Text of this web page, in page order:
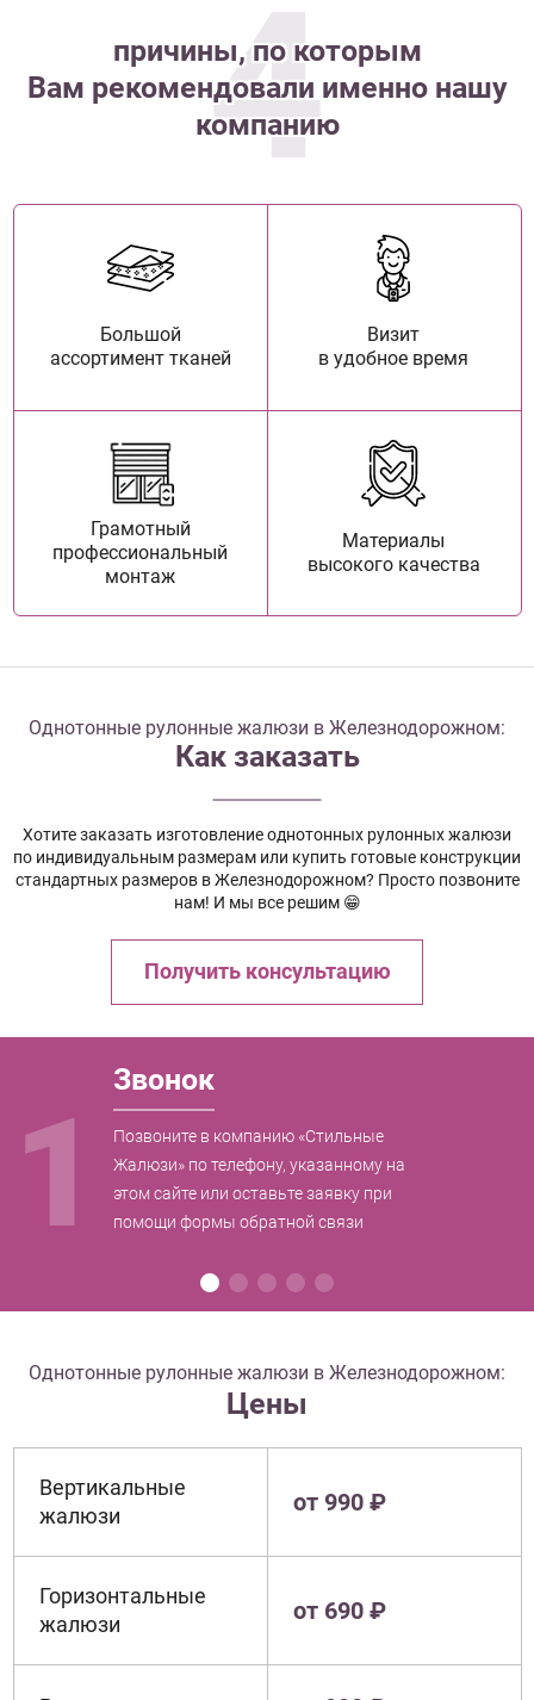
4
причины, по которым
Вам рекомендовали именно нашу
компанию
Большой
ассортимент тканей
Визит
в удобное время
Грамотный
профессиональный
монтаж
Материалы
высокого качества
Однотонные рулонные жалюзи в Железнодорожном:
Как заказать
Хотите заказать изготовление однотонных рулонных жалюзи
по индивидуальным размерам или купить готовые конструкции
стандартных размеров в Железнодорожном? Просто позвоните
нам! И мы все решим 😁
Получить консультацию
1
Звонок
Позвоните в компанию «Стильные
Жалюзи» по телефону, указанному на
этом сайте или оставьте заявку при
помощи формы обратной связи
Однотонные рулонные жалюзи в Железнодорожном:
Цены
Вертикальные
жалюзи
от 990 ₽
Горизонтальные
жалюзи
от 690 ₽